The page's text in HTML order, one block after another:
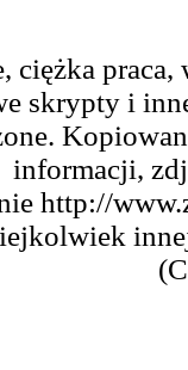
ciężka
skrypty i
informacji,
http://